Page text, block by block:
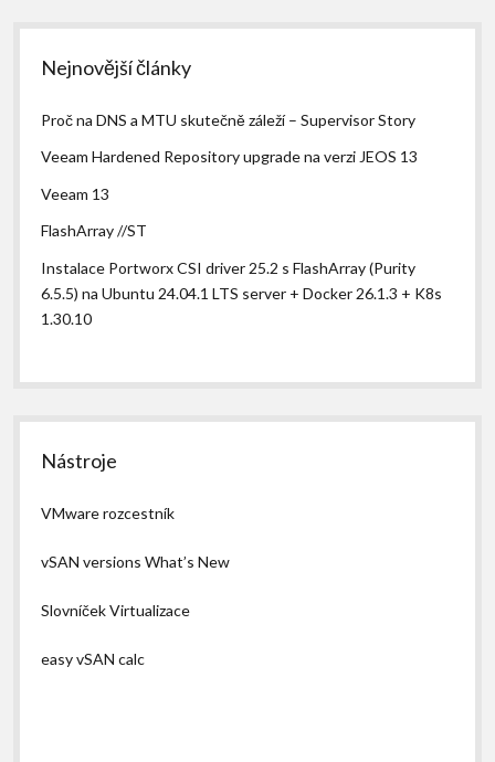
Sidebar
Nejnovější články
Proč na DNS a MTU skutečně záleží – Supervisor Story
Veeam Hardened Repository upgrade na verzi JEOS 13
Veeam 13
FlashArray //ST
Instalace Portworx CSI driver 25.2 s FlashArray (Purity
6.5.5) na Ubuntu 24.04.1 LTS server + Docker 26.1.3 + K8s
1.30.10
Nástroje
VMware rozcestník
vSAN versions What’s New
Slovníček Virtualizace
easy vSAN calc